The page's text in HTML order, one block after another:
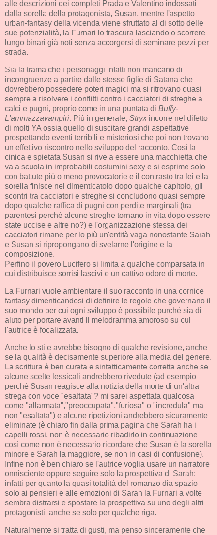
alle descrizioni dei completi Prada e Valentino indossati
dalla sorella della protagonista, Susan, mentre l'aspetto
urban-fantasy della vicenda viene sfruttato al di sotto delle
sue potenzialità, la Furnari lo trascura lasciandolo scorrere
lungo binari già noti senza accorgersi di seminare pezzi per
strada.
Sia la trama che i personaggi infatti non mancano di
incongruenze a partire dalle stesse figlie di Satana che
dovrebbero possedere poteri magici ma si ritrovano quasi
sempre a risolvere i conflitti contro i cacciatori di streghe a
calci e pugni, proprio come in una puntata di Buffy-
L'ammazzavampiri. Più in generale, Stryx incorre nel difetto
di molti YA ossia quello di suscitare grandi aspettative
prospettando eventi terribili e misteriosi che poi non trovano
un effettivo riscontro nello sviluppo del racconto. Così la
cinica e spietata Susan si rivela essere una macchietta che
va a scuola in improbabili costumini sexy e si esprime solo
con battute più o meno provocatorie e il contrasto tra lei e la
sorella finisce nel dimenticatoio dopo qualche capitolo, gli
scontri tra cacciatori e streghe si concludono quasi sempre
dopo qualche raffica di pugni con perdite marginali (tra
parentesi perché alcune streghe tornano in vita dopo essere
state uccise e altre no?) e l'organizzazione stessa dei
cacciatori rimane per lo più un'entità vaga nonostante Sarah
e Susan si ripropongano di svelarne l'origine e la
composizione.
Perfino il povero Lucifero si limita a qualche comparsata in
cui distribuisce sorrisi lascivi e un cattivo odore di morte.
La Furnari vuole ambientare il suo racconto in una cornice
fantasy dimenticandosi di definire le regole che governano il
suo mondo per cui ogni sviluppo è possibile purché sia di
aiuto per portare avanti il melodramma amoroso su cui
l'autrice è focalizzata.
Anche lo stile avrebbe bisogno di qualche revisione, anche
se la qualità è decisamente superiore alla media del genere.
La scrittura è ben curata e sintatticamente corretta anche se
alcune scelte lessicali andrebbero rivedute (ad esempio
perché Susan reagisce alla notizia della morte di un'altra
strega con voce "esaltata"? mi sarei aspettata qualcosa
come "allarmata","preoccupata","furiosa" o "incredula" ma
non "esaltata") e alcune ripetizioni andrebbero sicuramente
eliminate (è chiaro fin dalla prima pagina che Sarah ha i
capelli rossi, non è necessario ribadirlo in continuazione
così come non è necessario ricordare che Susan è la sorella
minore e Sarah la maggiore, se non in casi di confusione).
Infine non è ben chiaro se l'autrice voglia usare un narratore
onnisciente oppure seguire solo la prospettiva di Sarah:
infatti per quanto la quasi totalità del romanzo dia spazio
solo ai pensieri e alle emozioni di Sarah la Furnari a volte
sembra distrarsi e spostare la prospettiva su uno degli altri
protagonisti, anche se solo per qualche riga.
Naturalmente si tratta di gusti, ma penso sinceramente che